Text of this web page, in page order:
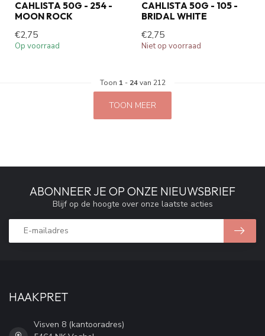
CAHLISTA 50G - 254 -
MOON ROCK
€2,75
Op voorraad
CAHLISTA 50G - 105 -
BRIDAL WHITE
€2,75
Niet op voorraad
Toon 1 - 24van 212
TOON MEER
ABONNEER JE OP ONZE NIEUWSBRIEF
Blijf op de hoogte over onze laatste acties
HAAKPRET
Visven 8 (kantooradres)